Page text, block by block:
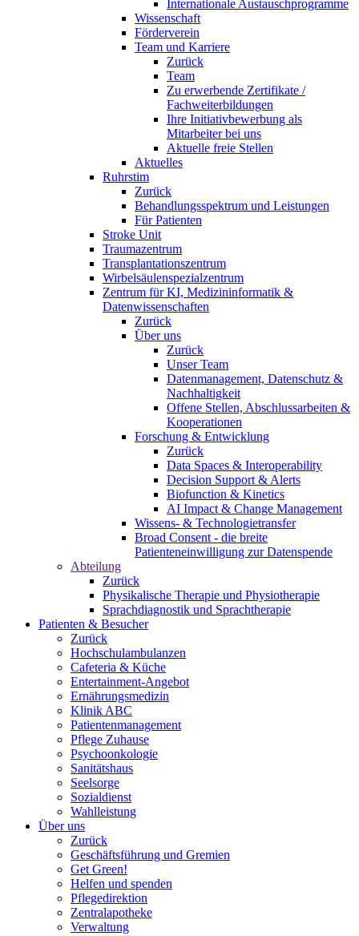
Internationale Austauschprogramme
Wissenschaft
Förderverein
Team und Karriere
Zurück
Team
Zu erwerbende Zertifikate /
Fachweiterbildungen
Ihre Initiativbewerbung als
Mitarbeiter bei uns
Aktuelle freie Stellen
Aktuelles
Ruhrstim
Zurück
Behandlungsspektrum und Leistungen
Für Patienten
Stroke Unit
Traumazentrum
Transplantationszentrum
Wirbelsäulenspezialzentrum
Zentrum für KI, Medizininformatik &
Datenwissenschaften
Zurück
Über uns
Zurück
Unser Team
Datenmanagement, Datenschutz &
Nachhaltigkeit
Offene Stellen, Abschlussarbeiten &
Kooperationen
Forschung & Entwicklung
Zurück
Data Spaces & Interoperability
Decision Support & Alerts
Biofunction & Kinetics
AI Impact & Change Management
Wissens- & Technologietransfer
Broad Consent - die breite
Patienteneinwilligung zur Datenspende
Abteilung
Zurück
Physikalische Therapie und Physiotherapie
Sprachdiagnostik und Sprachtherapie
Patienten & Besucher
Zurück
Hochschulambulanzen
Cafeteria & Küche
Entertainment-Angebot
Ernährungsmedizin
Klinik ABC
Patientenmanagement
Pflege Zuhause
Psychoonkologie
Sanitätshaus
Seelsorge
Sozialdienst
Wahlleistung
Über uns
Zurück
Geschäftsführung und Gremien
Get Green!
Helfen und spenden
Pflegedirektion
Zentralapotheke
Verwaltung